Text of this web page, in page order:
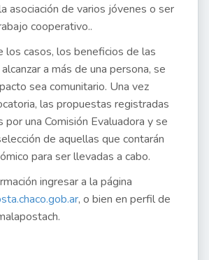
asociación de varios jóvenes o ser
cooperativo..
los casos, los beneficios de las
a más de una persona, se
sea comunitario. Una vez
las propuestas registradas
por una Comisión Evaluadora y se
de aquellas que contarán
para ser llevadas a cabo.
ingresar a la página
, o bien en perfil de